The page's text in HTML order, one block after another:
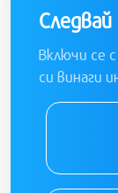
Включи се
си винаги